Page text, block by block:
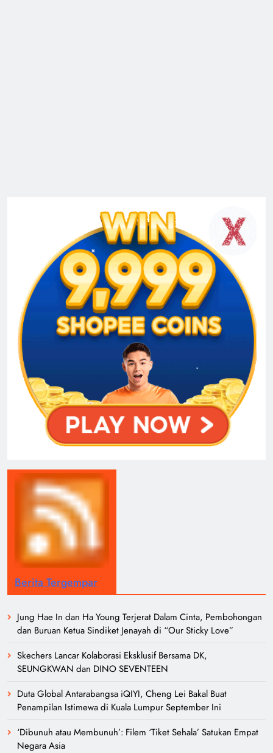
Berita Tergempar
Jung Hae In dan Ha Young Terjerat Dalam Cinta, Pembohongan
dan Buruan Ketua Sindiket Jenayah di “Our Sticky Love”
Skechers Lancar Kolaborasi Eksklusif Bersama DK,
SEUNGKWAN dan DINO SEVENTEEN
Duta Global Antarabangsa iQIYI, Cheng Lei Bakal Buat
Penampilan Istimewa di Kuala Lumpur September Ini
‘Dibunuh atau Membunuh’: Filem ‘Tiket Sehala’ Satukan Empat
Negara Asia